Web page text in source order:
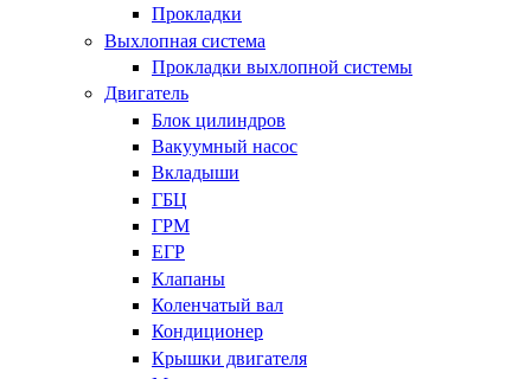
Прокладки
Выхлопная система
Прокладки выхлопной системы
Двигатель
Блок цилиндров
Вакуумный насос
Вкладыши
ГБЦ
ГРМ
ЕГР
Клапаны
Коленчатый вал
Кондиционер
Крышки двигателя